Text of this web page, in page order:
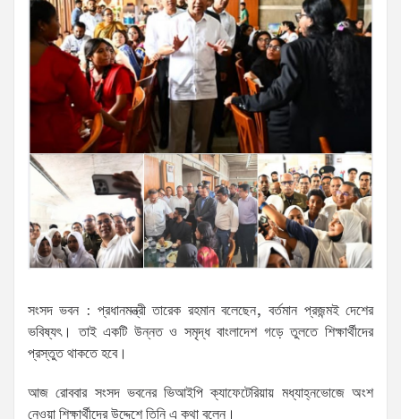
সংসদ ভবন : প্রধানমন্ত্রী তারেক রহমান বলেছেন, বর্তমান প্রজন্মই দেশের
ভবিষ্যৎ। তাই একটি উন্নত ও সমৃদ্ধ বাংলাদেশ গড়ে তুলতে শিক্ষার্থীদের
প্রস্তুত থাকতে হবে।
আজ রোববার সংসদ ভবনের ভিআইপি ক্যাফেটেরিয়ায় মধ্যাহ্নভোজে অংশ